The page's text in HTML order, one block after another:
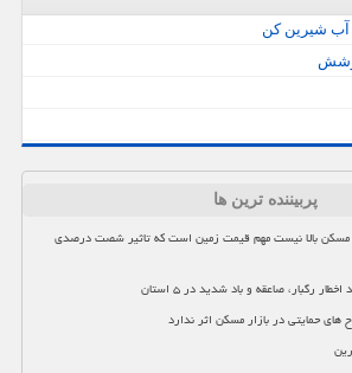
آب شیرین کن
پربیننده ترین ها
مسکن بالا نیست مهم قیمت زمین است که تاثیر شصت درصدی
رگبار، صاعقه و باد شدید در ۵ استان
های حمایتی در بازار مسکن اثر ندارد